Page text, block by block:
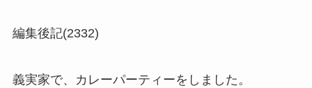
編集後記(2332)
義実家で、カレーパーティーをしました。